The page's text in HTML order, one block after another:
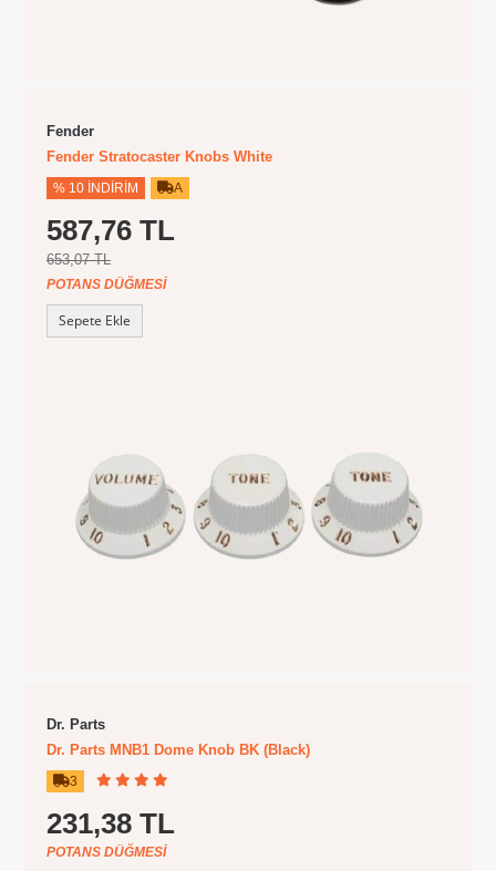
Fender
Fender Stratocaster Knobs White
% 10 İNDIRIM A
587,76 TL
653,07 TL
POTANS DÜĞMESI
Sepete Ekle
Dr. Parts
Dr. Parts MNB1 Dome Knob BK (Black)
3
231,38 TL
POTANS DÜĞMESI